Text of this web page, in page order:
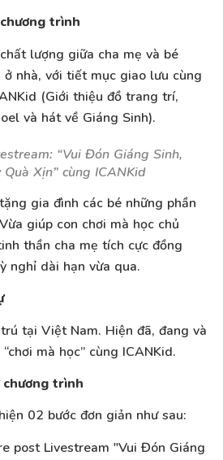
trình
lượng giữa cha mẹ và bé
nhà, với tiết mục giao lưu cùng
(Giới thiệu đồ trang trí,
và hát về Giáng Sinh).
“Vui Đón Giáng Sinh,
Xịn” cùng ICANKid
gia đình các bé những phần
giúp con chơi mà học chủ
thần cha mẹ tích cực đồng
nghỉ dài hạn vừa qua.
tại Việt Nam. Hiện đã, đang và
mà học” cùng ICANKid.
chương trình
02 bước đơn giản như sau:
post Livestream "Vui Đón Giáng